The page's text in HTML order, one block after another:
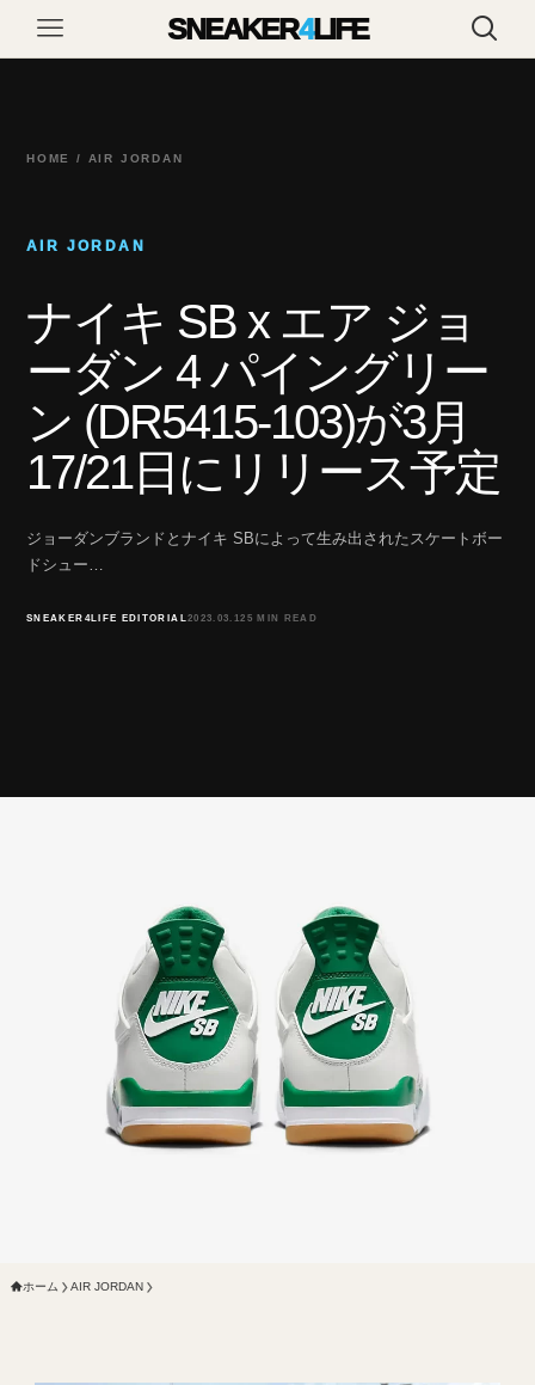
SNEAKER4LIFE
HOME / AIR JORDAN
AIR JORDAN
ナイキ SB x エア ジョ
ーダン 4 パイングリー
ン (DR5415-103)が3月
17/21日にリリース予定
ジョーダンブランドとナイキ SBによって生み出されたスケートボー
ドシュー…
SNEAKER4LIFE EDITORIAL2023.03.12 5 MIN READ
ホーム AIR JORDAN